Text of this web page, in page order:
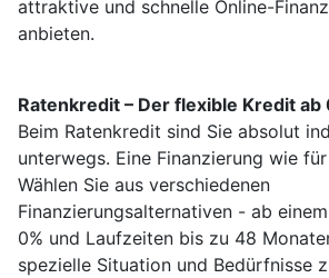
attraktive und schnelle Online-
anbieten.
Ratenkredit – Der flexible Kredit ab
Beim Ratenkredit sind Sie absolut
unterwegs. Eine Finanzierung wie
Wählen Sie aus verschiedenen
Finanzierungsalternativen - ab
0% und Laufzeiten bis zu 48
spezielle Situation und Bedürfnisse